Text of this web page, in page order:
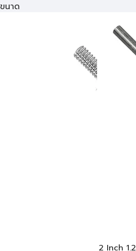
ขนาด
2 Inch 1.2